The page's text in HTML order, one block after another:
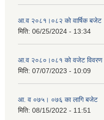
आ.व २०८१।०८२ काे वार्षिक बजेट
मिति: 06/25/2024 - 13:34
आ.व २०८०।०८१ काे वजेट विवरण
मिति: 07/07/2023 - 10:09
आ. व ०७५। ०७६ का लागि बजेट
मिति: 08/15/2022 - 11:51